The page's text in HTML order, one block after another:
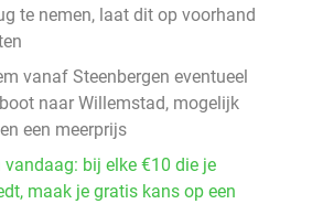
te nemen, laat dit op voorhand
vanaf Steenbergen eventueel
naar Willemstad, mogelijk
een meerprijs
vandaag: bij elke €10 die je
maak je gratis kans op een